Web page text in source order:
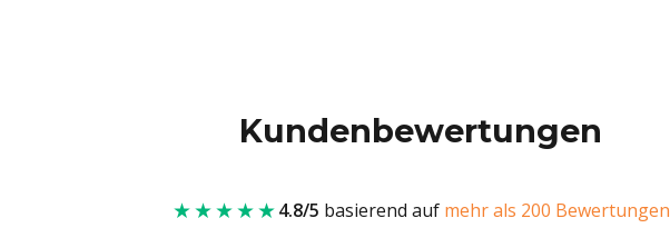
Kundenbewertungen
★★★★★4.8/5 basierend auf mehr als 200 Bewertungen